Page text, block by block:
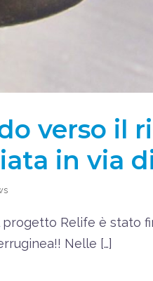
verso il
in via
Relife è stato
Nelle […]